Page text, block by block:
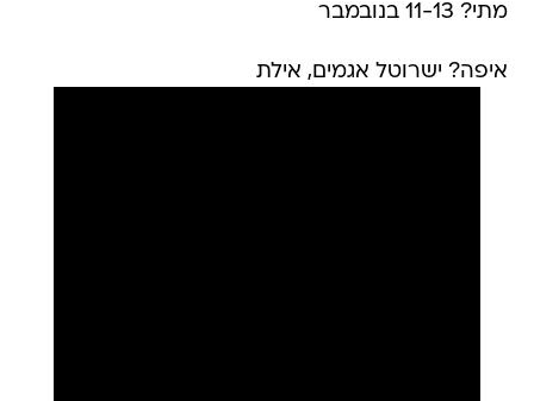
מתי? 11-13 בנובמבר
איפה? ישרוטל אגמים, אילת